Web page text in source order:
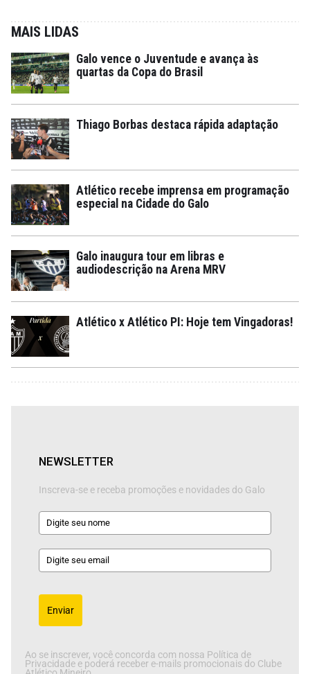
MAIS LIDAS
Galo vence o Juventude e avança às
quartas da Copa do Brasil
Thiago Borbas destaca rápida adaptação
Atlético recebe imprensa em programação
especial na Cidade do Galo
Galo inaugura tour em libras e
audiodescrição na Arena MRV
Atlético x Atlético PI: Hoje tem Vingadoras!
NEWSLETTER
Inscreva-se e receba promoções e novidades do Galo
Enviar
Ao se inscrever, você concorda com nossa Política de
Privacidade e poderá receber e-mails promocionais do Clube